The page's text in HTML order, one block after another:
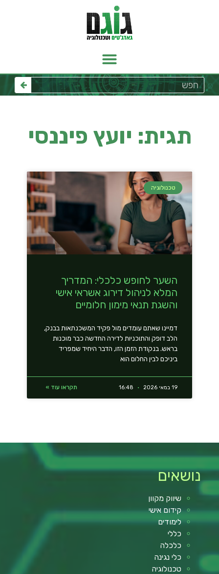
תגית: יועץ פיננסי
טכנולוגיה
השער לחופש כלכלי: המדריך
המלא לניהול דירוג אשראי אישי
והשגת תנאי מימון חלומיים
דמיינו שאתם עומדים מול פקיד המשכנתאות בבנק,
הלב דופק והתוכניות לדירה החדשה כבר מוכנות
בראש. בנקודת הזמן הזו, הדבר היחיד שמפריד
ביניכם לבין החלום הוא
תקראו עוד » 19 במאי 2026
נושאים
שיווק מקוון
קידום אישי
לימודים
כללי
כלכלה
כלי נגינה
טכנולוגיה